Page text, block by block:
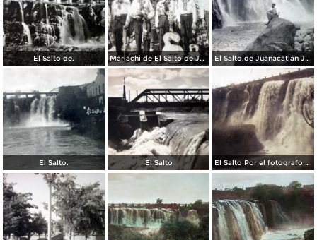
El Salto de. Mariachi de El Salto de Juanacatlán Jalisco El Salto.de Juanacatlán Jalisco
El Salto. El Salto El Salto Por el fotografo Hugo Brehme ( Circulada en Febrero de 1930 ).